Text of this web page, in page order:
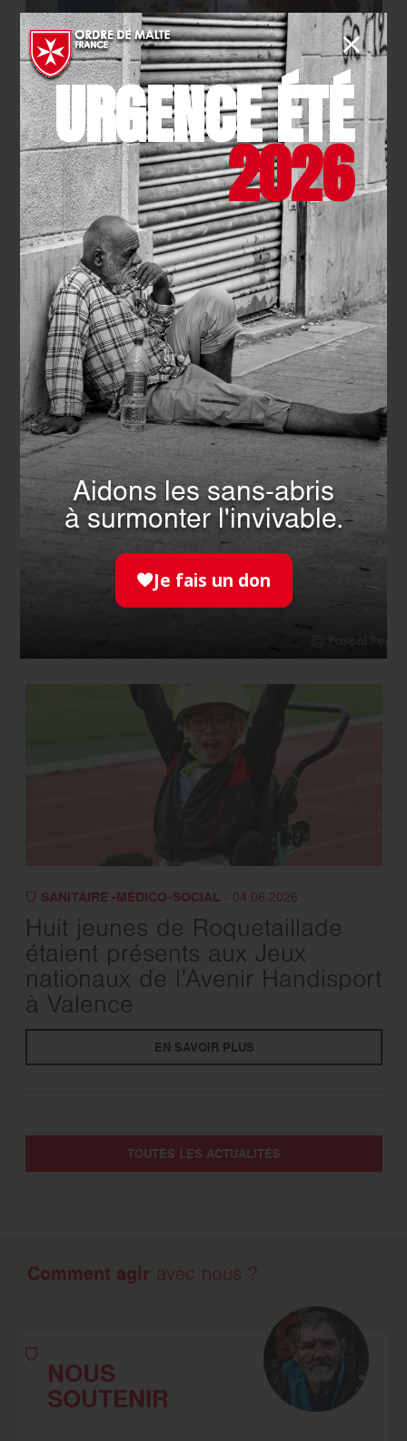
SANITAIRE -MÉDICO-SOCIAL- 06.07.2026
Budget participatif de la Région
Ile-de-France : votez pour deux
projets de l’Ordre de Malte
France !
EN SAVOIR PLUS
SANITAIRE -MÉDICO-SOCIAL - 12.06.2026
Donnez votre voix pour une
cuisine thérapeutique à la MAS
Saint-Jean à Paris !
EN SAVOIR PLUS
SANITAIRE -MÉDICO-SOCIAL - 04.06.2026
Huit jeunes de Roquetaillade
étaient présents aux Jeux
nationaux de l’Avenir Handisport
à Valence
EN SAVOIR PLUS
TOUTES LES ACTUALITÉS
Comment agir avec nous ?
NOUS
SOUTENIR
URGENCE ÉTÉ
2026
Aidons les sans-abris
à surmonter l'invivable.
Je fais un don